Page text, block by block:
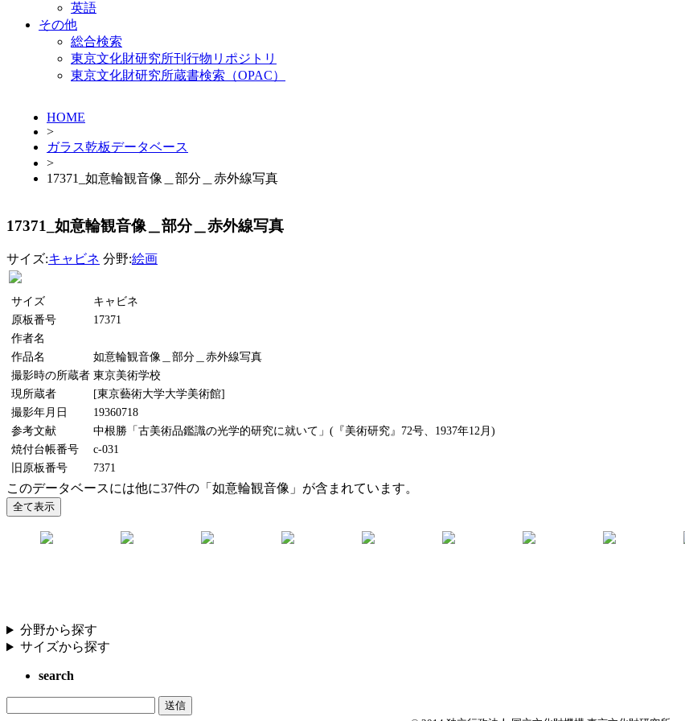
英語
その他
総合検索
東京文化財研究所刊行物リポジトリ
東京文化財研究所蔵書検索（OPAC）
HOME
>
ガラス乾板データベース
>
17371_如意輪観音像＿部分＿赤外線写真
17371_如意輪観音像＿部分＿赤外線写真
サイズ:キャビネ 分野:絵画
サイズ
キャビネ
原板番号
17371
作者名
作品名
如意輪観音像＿部分＿赤外線写真
撮影時の所蔵者 東京美術学校
現所蔵者
[東京藝術大学大学美術館]
撮影年月日
19360718
参考文献
中根勝「古美術品鑑識の光学的研究に就いて」(『美術研究』72号、1937年12月)
焼付台帳番号
c-031
旧原板番号
7371
このデータベースには他に37件の「如意輪観音像」が含まれています。
分野から探す
サイズから探す
search